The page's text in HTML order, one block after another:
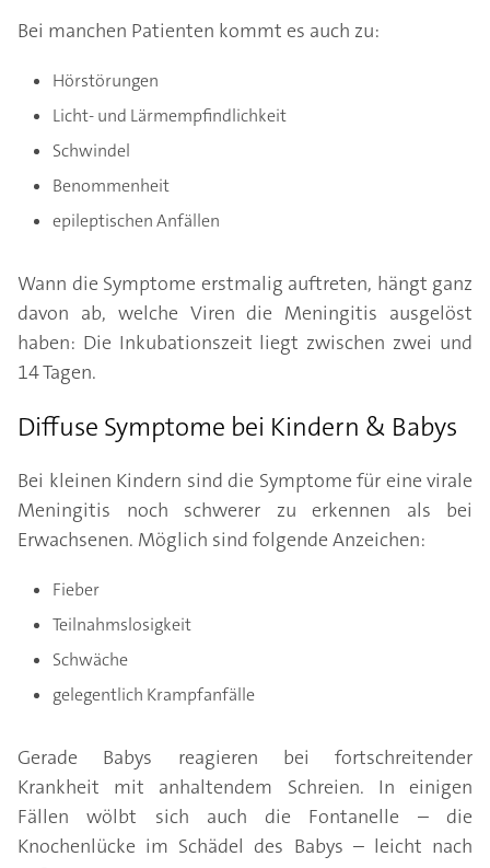
Bei manchen Patienten kommt es auch zu:
Hörstörungen
Licht- und Lärmempfindlichkeit
Schwindel
Benommenheit
epileptischen Anfällen
Wann die Symptome erstmalig auftreten, hängt ganz
davon ab, welche Viren die Meningitis ausgelöst
haben: Die Inkubationszeit liegt zwischen zwei und
14 Tagen.
Diffuse Symptome bei Kindern & Babys
Bei kleinen Kindern sind die Symptome für eine virale
Meningitis noch schwerer zu erkennen als bei
Erwachsenen. Möglich sind folgende Anzeichen:
Fieber
Teilnahmslosigkeit
Schwäche
gelegentlich Krampfanfälle
Gerade Babys reagieren bei fortschreitender
Krankheit mit anhaltendem Schreien. In einigen
Fällen wölbt sich auch die Fontanelle – die
Knochenlücke im Schädel des Babys – leicht nach